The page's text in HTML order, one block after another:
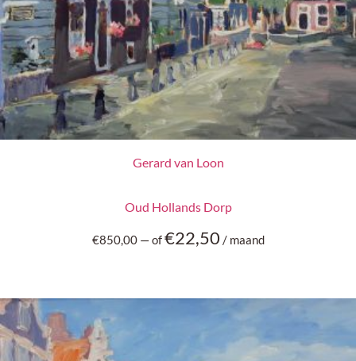
Gerard van Loon
Oud Hollands Dorp
€850,00 —of€22,50 / maand